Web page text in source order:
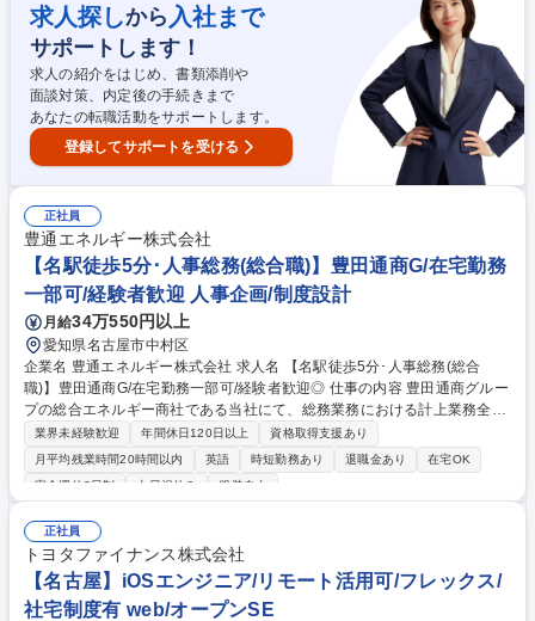
総務関連業務など ※将来的には本人の志向や適性を踏まえ、企画部門（経
理・財務）や営業（流通営業部・建設営業部）への異動も可能です。 募集
職種 【名古屋駅直結/人事・総務】JR東海G/将来は経理・営業にも挑戦可/
年休122日
求人探しから 入社まで
サポートします！
求人の紹介をはじめ、書類添削や
面談対策、内定後の手続きまで
あなたの転職活動をサポートします。
登録してサポートを受ける
正社員
豊通エネルギー株式会社
【名駅徒歩5分･人事総務(総合職)】豊田通商G/在宅勤務
一部可/経験者歓迎 人事企画/制度設計
月給34万550円以上
愛知県名古屋市中村区
企業名 豊通エネルギー株式会社 求人名 【名駅徒歩5分･人事総務(総合
職)】豊田通商G/在宅勤務一部可/経験者歓迎◎ 仕事の内容 豊田通商グルー
プの総合エネルギー商社である当社にて、総務業務における計上業務全般
を担当いただきます。単なるオペレーション業務だけでなく、業務フロー
の見直しやDX推進による業務改善もお任せします。 【業務内容】■備品購
入費・サービス利用料・賃借料等の計上管理 ■前払費用・未払費用の管理
理 ■借上社宅管理 ■総務業務における業務フロー改善 ■Excel関数・マクロ
等を活用した業務効率化 ■DX推進・業務の仕組み化プロジェクト推進 ■組
織開発施策の企画・実行 募集職種 【名駅徒歩5分･人事総務(総合職)】豊田
通商G/在宅勤務一部可/経験者歓迎◎
業界未経験歓迎 年間休日120日以上
資格取得支援あり
月平均残業時間20時間以内
英語 時短勤務あり 退職金あり
在宅OK
完全週休2日制
土日祝休み 服装自由
正社員
トヨタファイナンス株式会社
【名古屋】iOSエンジニア/リモート活用可/フレックス/
社宅制度有 web/オープンSE